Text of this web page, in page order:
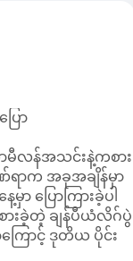
နဲ့ ကျွမ်းကျင်သူ
င်းမြစ်
ြစ်လာစေနိုင်တယ်
ဖြစ် မဲရလဒ် ထုတ်
သတင်းတုတွေ ထွက်
ကြောင်း သတိပေး
ော
မီလန်အသင်းနဲ့ကစား
ာက အခုအချိန်မှာ
ြောကြားခဲ့ပါ
းခဲ့တဲ့ ချန်ပီယံလိဂ်ပွဲ
ြောင့် ဒုတိယ ပိုင်း